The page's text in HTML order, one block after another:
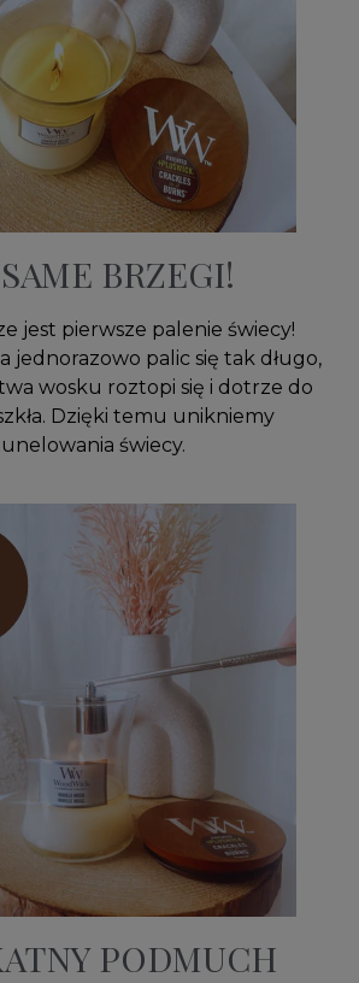
BRZEGI!
jest pierwsze palenie świecy!
jednorazowo palic się tak długo,
wosku roztopi się i dotrze do
Dzięki temu unikniemy
świecy.
PODMUCH